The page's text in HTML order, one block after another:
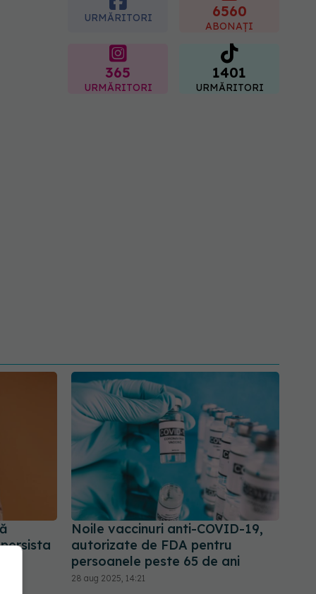
07.08.2026, 17:22
URMĂRITORI 6560
ABONAȚI
365
URMĂRITORI
1401
URMĂRITORI
Noile vaccinuri anti-COVID-19,
autorizate de FDA pentru
persoanele peste 65 de ani
28 aug 2025, 14:21